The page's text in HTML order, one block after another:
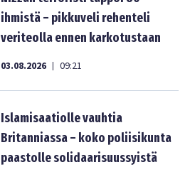
ihmistä – pikkuveli rehenteli
veriteolla ennen karkotustaan
03.08.2026 | 09:21
Islamisaatiolle vauhtia
Britanniassa – koko poliisikunta
paastolle solidaarisuussyistä